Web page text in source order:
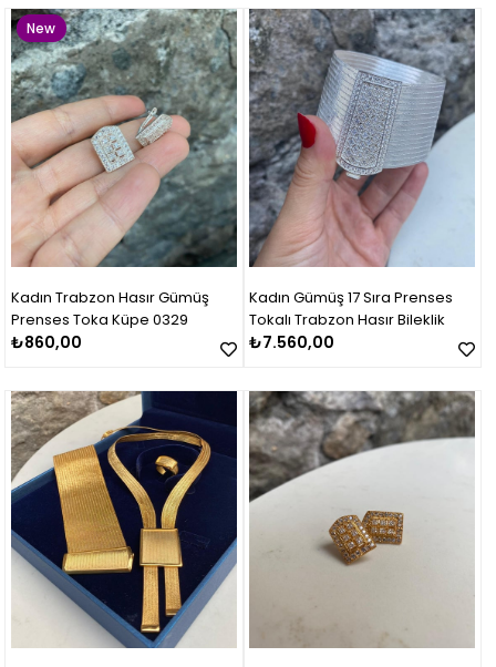
Kadın Trabzon Hasır Gümüş
Prenses Toka Küpe 0329
₺860,00
New
Item
Kadın Gümüş 17 Sıra Prenses
Tokalı Trabzon Hasır Bileklik
₺7.560,00